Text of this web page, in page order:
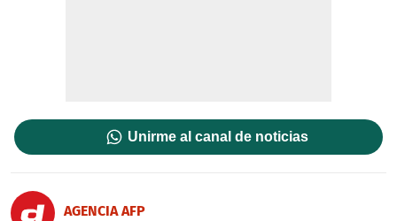
Unirme al canal de noticias
AGENCIA AFP